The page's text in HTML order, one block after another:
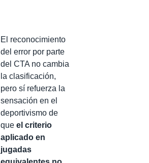
El reconocimiento
del error por parte
del CTA no cambia
la clasificación,
pero sí refuerza la
sensación en el
deportivismo de
que el criterio
aplicado en
jugadas